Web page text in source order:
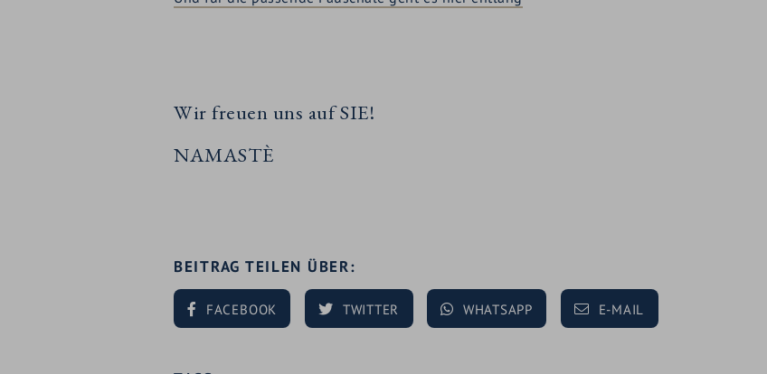
Wir freuen uns auf SIE!
NAMASTÈ
BEITRAG TEILEN ÜBER:
FACEBOOK TWITTER WHATSAPP E-MAIL